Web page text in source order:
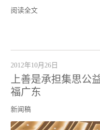
阅读全文
2012年10月26日
上善是承担集思公
福广东
新闻稿